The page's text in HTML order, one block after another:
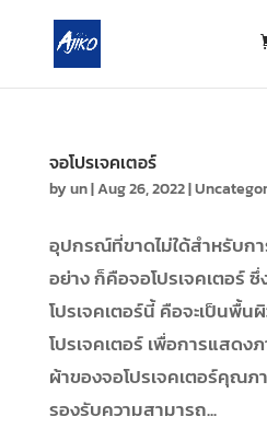
จอโปรเจคเตอร์
byun|Aug 26, 2022|
อุปกรณ์ที่ขาดไม่ใด้สำหรับกา
อย่าง ก็คือจอโปรเจคเตอร์
โปรเจคเตอร์นี้ คือจะเป็นพื้
โปรเจคเตอร์ เพื่อการแสดง
ผ้าของจอโปรเจคเตอร์คุณ
รองรับความสามารถ...